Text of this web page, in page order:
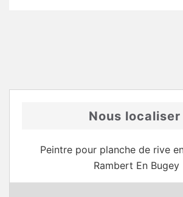
Nous localiser
Peintre pour planche de rive
Rambert En Bugey